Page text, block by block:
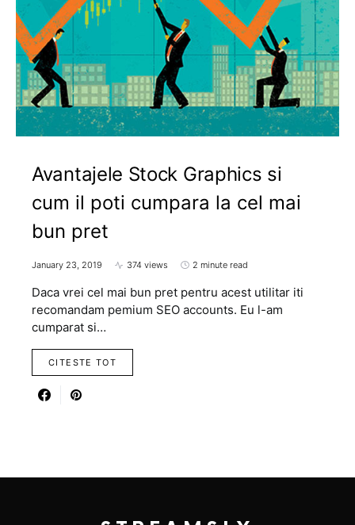
Avantajele Stock Graphics si
cum il poti cumpara la cel mai
bun pret
January 23, 2019 374 views 2 minute read
Daca vrei cel mai bun pret pentru acest utilitar iti
recomandam pemium SEO accounts. Eu l-am
cumparat si…
CITESTE TOT